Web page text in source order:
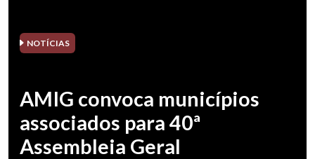
NOTÍCIAS
AMIG convoca municípios
associados para 40ª
Assembleia Geral